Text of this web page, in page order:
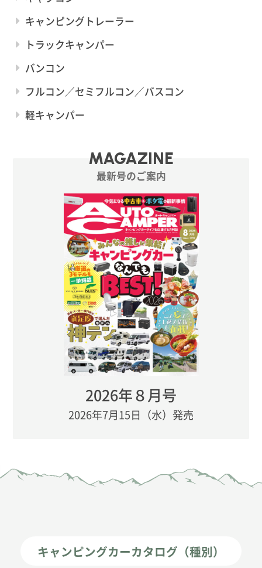
キャンピングトレーラー
トラックキャンパー
バンコン
フルコン／セミフルコン／バスコン
軽キャンパー
MAGAZINE
最新号のご案内
2026年８月号
2026年7月15日（水）発売
キャンピングカーカタログ（種別）